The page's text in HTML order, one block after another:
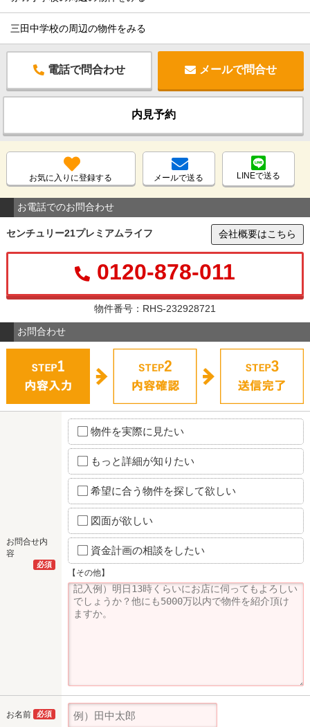
三田中学校の周辺の物件をみる
電話で問合わせ メールで問合せ
内見予約
お気に入りに登録する メールで送る LINEで送る
お電話でのお問合わせ
センチュリー21プレミアムライフ 会社概要はこちら
0120-878-011
物件番号：RHS-232928721
お問合わせ
お問合せ内
容
必須
物件を実際に見たい
もっと詳細が知りたい
希望に合う物件を探して欲しい
図面が欲しい
資金計画の相談をしたい
【その他】
お名前 必須